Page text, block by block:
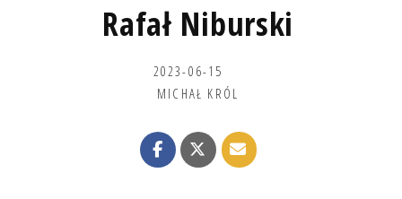
Rafał Niburski
2023-06-15
MICHAŁ KRÓL